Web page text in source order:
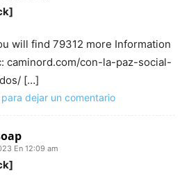
will find 79312 more Information
caminord.com/con-la-paz-social-
[…]
dejar un comentario
En 12:09 am